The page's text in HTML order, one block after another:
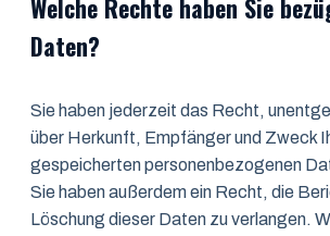
Welche Rechte haben Sie
Daten?
Sie haben jederzeit das Recht,
über Herkunft, Empfänger und Zweck
gespeicherten personenbezogenen
Sie haben außerdem ein Recht, die
Löschung dieser Daten zu verlangen.